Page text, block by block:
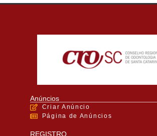
Anúncios
Criar Anúncio
Página de Anúncios
REGISTRO